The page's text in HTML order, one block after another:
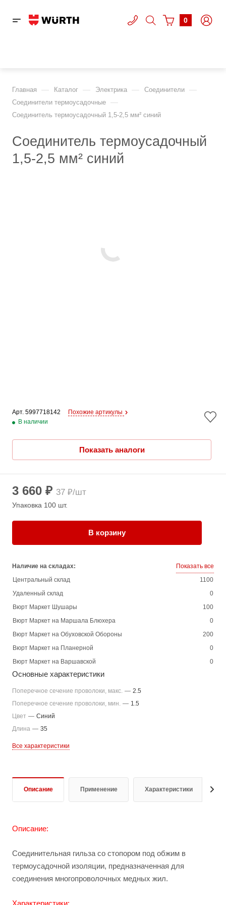
0
Главная — Каталог — Электрика — Соединители —
Соединители термоусадочные —
Соединитель термоусадочный 1,5-2,5 мм² синий
Соединитель термоусадочный
1,5-2,5 мм² синий
Арт. 5997718142
Похожие артикулы
В наличии
Показать аналоги
3 660 ₽ 37 ₽/шт
Упаковка 100 шт.
В корзину
Наличие на складах:
Показать все
Центральный склад
1100
Удаленный склад
0
Вюрт Маркет Шушары
100
Вюрт Маркет на Маршала Блюхера
0
Вюрт Маркет на Обуховской Обороны
200
Вюрт Маркет на Планерной
0
Вюрт Маркет на Варшавской
0
Основные характеристики
Поперечное сечение проволоки, макс. — 2.5
Поперечное сечение проволоки, мин. — 1.5
Цвет — Синий
Длина — 35
Все характеристики
Описание Применение Характеристики
Описание:
Соединительная гильза со стопором под обжим в
термоусадочной изоляции, предназначенная для
соединения многопроволочных медных жил.
Характеристики: